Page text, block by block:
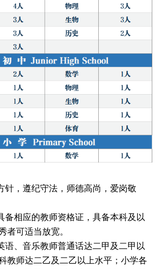
针，遵纪守法，师德高尚，爱岗敬
备相应的教师资格证，具备本科及以
者可适当放宽。
语、音乐教师普通话达二甲及二甲以
教师达二乙及二乙以上水平；小学各